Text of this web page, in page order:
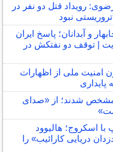
رویداد قتل دو نفر در
نبود
و آبدانان؛ پاسخ ایران
| توقف دو نفتکش در
امنیت ملی از اظهارات
پایداری
مشخص شدند؛ از «صدای
اسکروج؛ هالیوود
دریایی کارائیب» را